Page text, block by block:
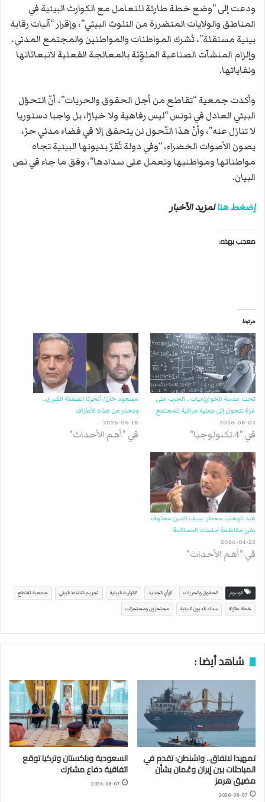
ودعت إلى “وضع خطة طارئة للتعامل مع الكوارث البيئية في
المناطق والولايات المتضررة من التلوث البيئي”، وإقرار “آليات رقابة
بيئية مستقلة”، تُشرك المواطنات والمواطنين والمجتمع المدني،
وإلزام المنشآت الصناعية الملوِّثة بالمعالجة الفعلية لانبعاثاتها
ونفاياتها.
وأكدت جمعية “تقاطع من أجل الحقوق والحريات”، أنّ التحوّل
البيئي العادل في تونس “ليس رفاهية ولا خيارًا، بل واجبا دستوريا
لا تنازل عنه”، وأنّ هذا التّحول لن يتحقق إلا في فضاء مدني حرّ،
يصون الأصوات الخضراء، “وفي دولة تُقرّ بديونها البيئية تجاه
مواطناتها ومواطنيها وتعمل على سدادها”، وفق ما جاء في نص
البيان.
إضغط هنالمزيد الأخبار
معجب بهذه:
مرتبط
تحت عدسة الخوارزميات.. الحرب على
غزة تتحول إلى عملية مراقبة للمجتمع
2026-08-02
في "4.تكنولوجيا"
مسعود خان/ أنجزنا الصفقة الكبرى..
ونحذر من هذه الأطراف
2026-06-18
في "أهم الأحداث"
عبد الوهاب معطر: سيف الدين مخلوف
يقرر مقاطعة جلسات المحاكمة
2026-04-23
في "أهم الأحداث"
الوسوم الحقوق والحريات الرأي الجديد الكوارث البيئية تجريم النشاط البيئي جمعية تقاطع
خطة طارئة سداد الديون البيئية محتجزون ومحتجزات
شاهد أيضا :
تمهيدا لاتفاق.. واشنطن: تقدم في
المباحثات بين إيران وعُمان بشأن
مضيق هرمز
2026-08-07
السعودية وباكستان وتركيا توقع
اتفاقية دفاع مشترك
2026-08-07